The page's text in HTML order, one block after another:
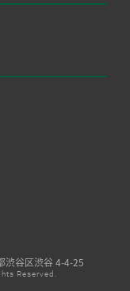
谷区渋谷 4-4-25
Reserved.